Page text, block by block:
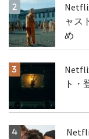
ャス
め
ト・